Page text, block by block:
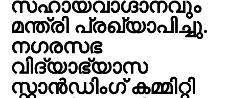
സഹായവാഗ്ദാനവും
മന്ത്രി പ്രഖ്യാപിച്ചു.
നഗരസഭ
വിദ്യാഭ്യാസ
സ്റ്റാൻഡിംഗ് കമ്മിറ്റി